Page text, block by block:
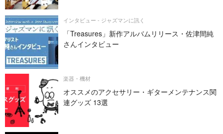
インタビュー - ジャズマンに訊く
「Treasures」新作アルバムリリース・佐津間純
さんインタビュー
楽器・機材
オススメのアクセサリー・ギターメンテナンス関
連グッズ 13選